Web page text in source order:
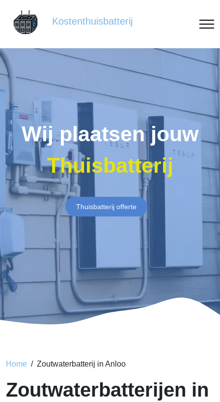
Kostenthuisbatterij
Wij plaatsen jouw
Thuisbatterij
Thuisbatterij offerte
Home Zoutwaterbatterij in Anloo
Zoutwaterbatterijen in